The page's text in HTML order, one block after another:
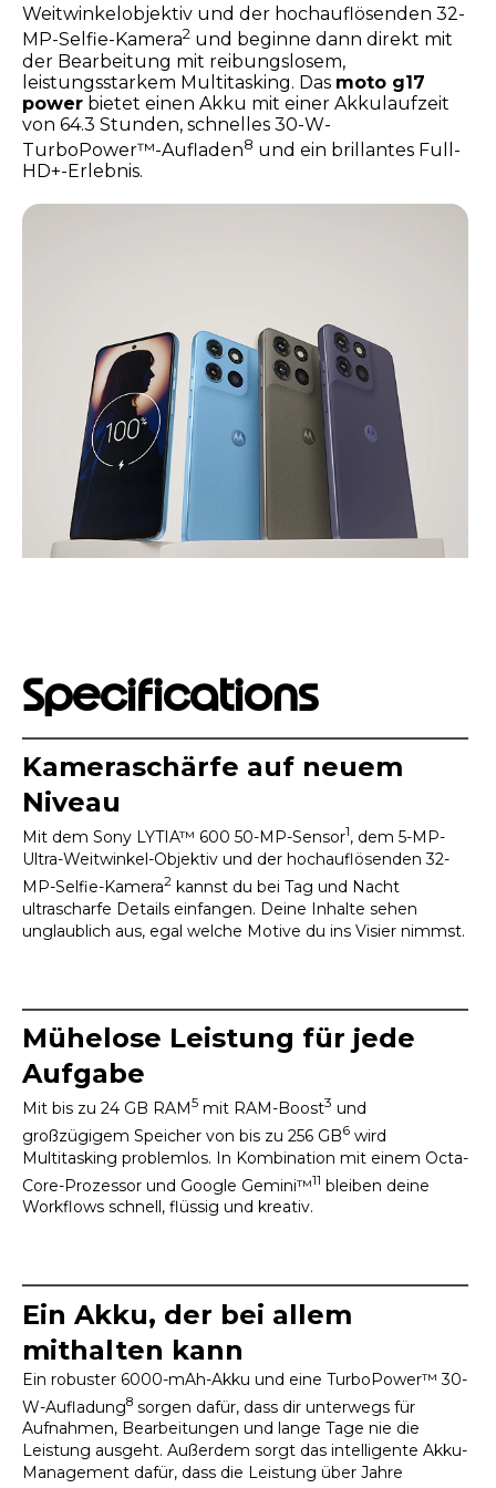
Weitwinkelobjektiv und der hochauflösenden 32-
MP-Selfie-Kamera2 und beginne dann direkt mit
der Bearbeitung mit reibungslosem,
leistungsstarkem Multitasking. Das moto g17
power bietet einen Akku mit einer Akkulaufzeit
von 64.3 Stunden, schnelles 30-W-
TurboPower™-Aufladen8 und ein brillantes Full-
HD+-Erlebnis.
Specifications
Kameraschärfe auf neuem
Niveau
Mit dem Sony LYTIA™ 600 50-MP-Sensor1, dem 5-MP-
Ultra-Weitwinkel-Objektiv und der hochauflösenden 32-
MP-Selfie-Kamera2 kannst du bei Tag und Nacht
ultrascharfe Details einfangen. Deine Inhalte sehen
unglaublich aus, egal welche Motive du ins Visier nimmst.
Mühelose Leistung für jede
Aufgabe
Mit bis zu 24 GB RAM5 mit RAM-Boost3 und
großzügigem Speicher von bis zu 256 GB6 wird
Multitasking problemlos. In Kombination mit einem Octa-
Core-Prozessor und Google Gemini™11 bleiben deine
Workflows schnell, flüssig und kreativ.
Ein Akku, der bei allem
mithalten kann
Ein robuster 6000-mAh-Akku und eine TurboPower™ 30-
W-Aufladung8 sorgen dafür, dass dir unterwegs für
Aufnahmen, Bearbeitungen und lange Tage nie die
Leistung ausgeht. Außerdem sorgt das intelligente Akku-
Management dafür, dass die Leistung über Jahre